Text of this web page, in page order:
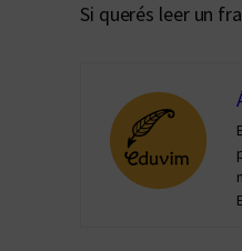
Si querés leer un